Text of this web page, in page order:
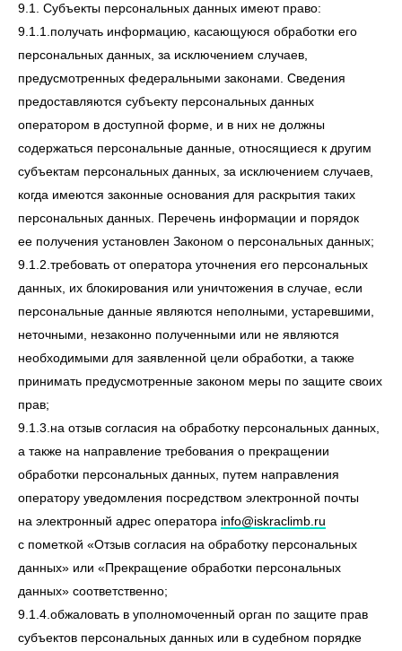
9.1. Субъекты персональных данных имеют право:
9.1.1.получать информацию, касающуюся обработки его
персональных данных, за исключением случаев,
предусмотренных федеральными законами. Сведения
предоставляются субъекту персональных данных
оператором в доступной форме, и в них не должны
содержаться персональные данные, относящиеся к другим
субъектам персональных данных, за исключением случаев,
когда имеются законные основания для раскрытия таких
персональных данных. Перечень информации и порядок
ее получения установлен Законом о персональных данных;
9.1.2.требовать от оператора уточнения его персональных
данных, их блокирования или уничтожения в случае, если
персональные данные являются неполными, устаревшими,
неточными, незаконно полученными или не являются
необходимыми для заявленной цели обработки, а также
принимать предусмотренные законом меры по защите своих
прав;
9.1.3.на отзыв согласия на обработку персональных данных,
а также на направление требования о прекращении
обработки персональных данных, путем направления
оператору уведомления посредством электронной почты
на электронный адрес оператора info@iskraclimb.ru
с пометкой «Отзыв согласия на обработку персональных
данных» или «Прекращение обработки персональных
данных» соответственно;
9.1.4.обжаловать в уполномоченный орган по защите прав
субъектов персональных данных или в судебном порядке